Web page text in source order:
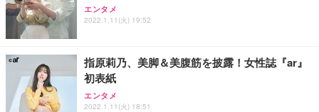
エンタメ
2022.1.11(火) 19:52
指原莉乃、美脚＆美腹筋を披露！女性誌『ar』
初表紙
エンタメ
2022.1.11(火) 18:51